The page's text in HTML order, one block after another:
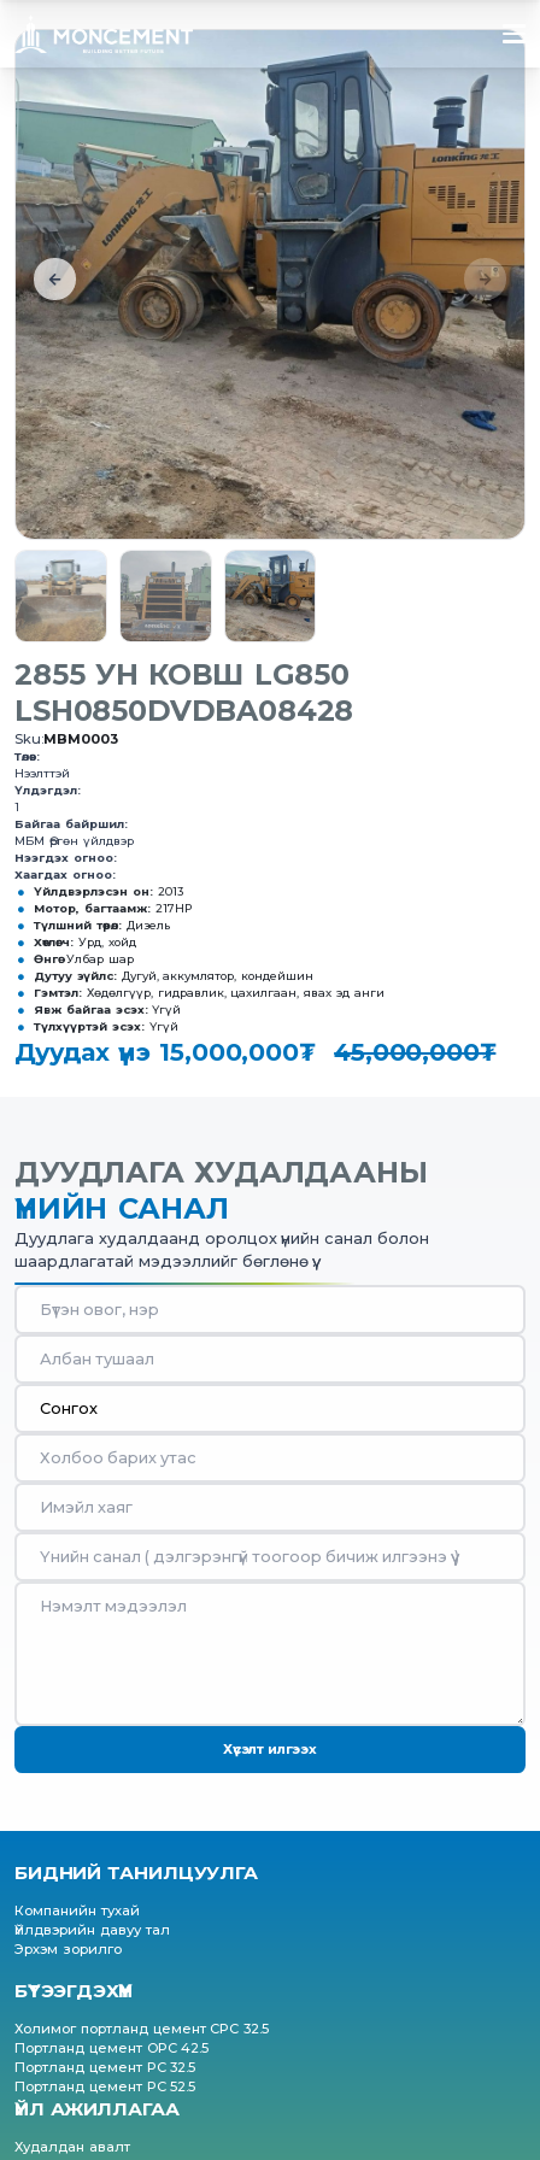
2855 УН КОВШ LG850
LSH0850DVDBA08428
Sku:MBM0003
Төлөв:
Нээлттэй
Үлдэгдэл:
1
Байгаа байршил:
МБМ Өргөн үйлдвэр
Нээгдэх огноо:
Хаагдах огноо:
Үйлдвэрлэсэн он:2013
Мотор, багтаамж:217HP
Түлшний төрөл:Дизель
Хөтлөгч: Урд, хойд
Өнгө:Улбар шар
Дутуу зүйлс:Дугуй, аккумлятор, кондейшин
Гэмтэл: Хөдөлгүүр, гидравлик, цахилгаан, явах эд анги
Явж байгаа эсэх:Үгүй
Түлхүүртэй эсэх:Үгүй
Дуудах үнэ 15,000,000₮ 45,000,000₮
ДУУДЛАГА ХУДАЛДААНЫ
ҮНИЙН САНАЛ
Дуудлага худалдаанд оролцох үнийн санал болон
шаардлагатай мэдээллийг бөглөнө үү.
Хүсэлт илгээх
БИДНИЙ ТАНИЛЦУУЛГА
Компанийн тухай
Үйлдвэрийн давуу тал
Эрхэм зорилго
БҮТЭЭГДЭХҮҮН
Холимог портланд цемент CPC 32.5
Портланд цемент OPC 42.5
Портланд цемент PC 32.5
Портланд цемент PC 52.5
ҮЙЛ АЖИЛЛАГАА
Худалдан авалт